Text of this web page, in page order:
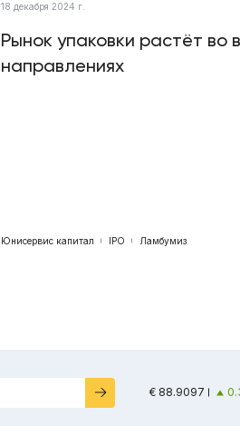
18 декабря 2024 г.
Рынок упаковки растёт во
направлениях
Юнисервис капитал IPO Ламбумиз
€ 88.9097